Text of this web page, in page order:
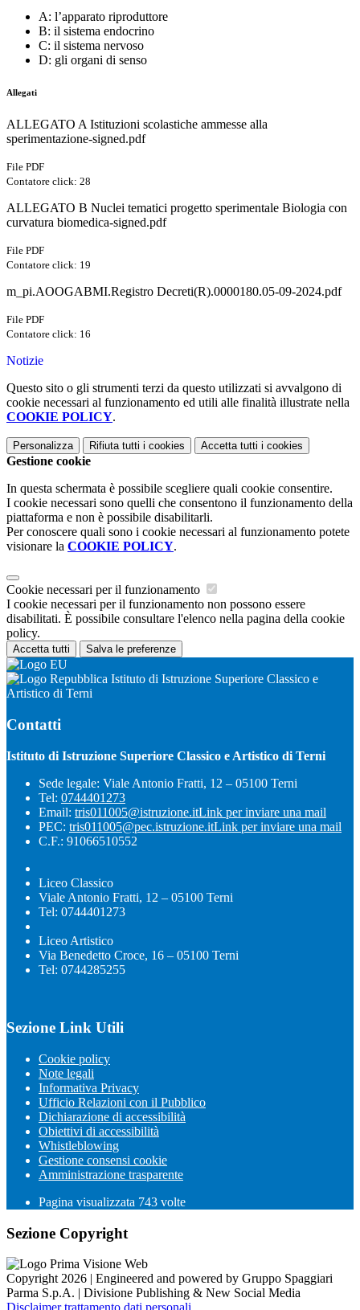
A: l’apparato riproduttore
B: il sistema endocrino
C: il sistema nervoso
D: gli organi di senso
Allegati
ALLEGATO A Istituzioni scolastiche ammesse alla
sperimentazione-signed.pdf
File PDF
Contatore click: 28
ALLEGATO B Nuclei tematici progetto sperimentale Biologia con
curvatura biomedica-signed.pdf
File PDF
Contatore click: 19
m_pi.AOOGABMI.Registro Decreti(R).0000180.05-09-2024.pdf
File PDF
Contatore click: 16
Notizie
Questo sito o gli strumenti terzi da questo utilizzati si avvalgono di
cookie necessari al funzionamento ed utili alle finalità illustrate nella
COOKIE POLICY.
Personalizza Rifiuta tutti i cookies Accetta tutti i cookies
Gestione cookie
In questa schermata è possibile scegliere quali cookie consentire.
I cookie necessari sono quelli che consentono il funzionamento della
piattaforma e non è possibile disabilitarli.
Per conoscere quali sono i cookie necessari al funzionamento potete
visionare la COOKIE POLICY.
Cookie necessari per il funzionamento
I cookie necessari per il funzionamento non possono essere
disabilitati. È possibile consultare l'elenco nella pagina della cookie
policy.
Accetta tutti Salva le preferenze
Istituto di Istruzione Superiore Classico e
Artistico di Terni
Contatti
Istituto di Istruzione Superiore Classico e Artistico di Terni
Sede legale: Viale Antonio Fratti, 12 – 05100 Terni
Tel: 0744401273
Email: tris011005@istruzione.itLink per inviare una mail
PEC: tris011005@pec.istruzione.itLink per inviare una mail
C.F.: 91066510552
Liceo Classico
Viale Antonio Fratti, 12 – 05100 Terni
Tel: 0744401273
Liceo Artistico
Via Benedetto Croce, 16 – 05100 Terni
Tel: 0744285255
Sezione Link Utili
Cookie policy
Note legali
Informativa Privacy
Ufficio Relazioni con il Pubblico
Dichiarazione di accessibilità
Obiettivi di accessibilità
Whistleblowing
Gestione consensi cookie
Amministrazione trasparente
Pagina visualizzata 743 volte
Sezione Copyright
Copyright 2026 | Engineered and powered by Gruppo Spaggiari
Parma S.p.A. | Divisione Publishing & New Social Media